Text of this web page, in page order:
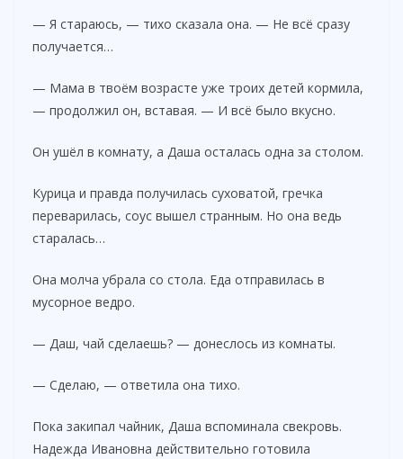
— Я стараюсь, — тихо сказала она. — Не всё сразу
получается…
— Мама в твоём возрасте уже троих детей кормила,
— продолжил он, вставая. — И всё было вкусно.
Он ушёл в комнату, а Даша осталась одна за столом.
Курица и правда получилась суховатой, гречка
переварилась, соус вышел странным. Но она ведь
старалась…
Она молча убрала со стола. Еда отправилась в
мусорное ведро.
— Даш, чай сделаешь? — донеслось из комнаты.
— Сделаю, — ответила она тихо.
Пока закипал чайник, Даша вспоминала свекровь.
Надежда Ивановна действительно готовила